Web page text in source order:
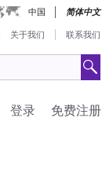
中国 简体中文
关于我们 联系我们
免费注册
登录